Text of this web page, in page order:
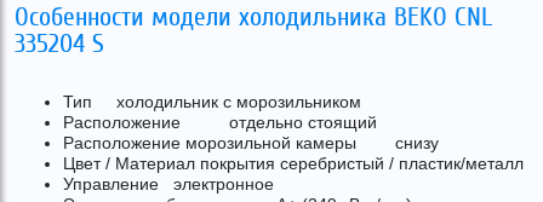
Особенности модели холодильника BEKO CNL
335204 S
Тип холодильник с морозильником
Расположение отдельно стоящий
Расположение морозильной камеры снизу
Цвет / Материал покрытия серебристый / пластик/металл
Управление электронное